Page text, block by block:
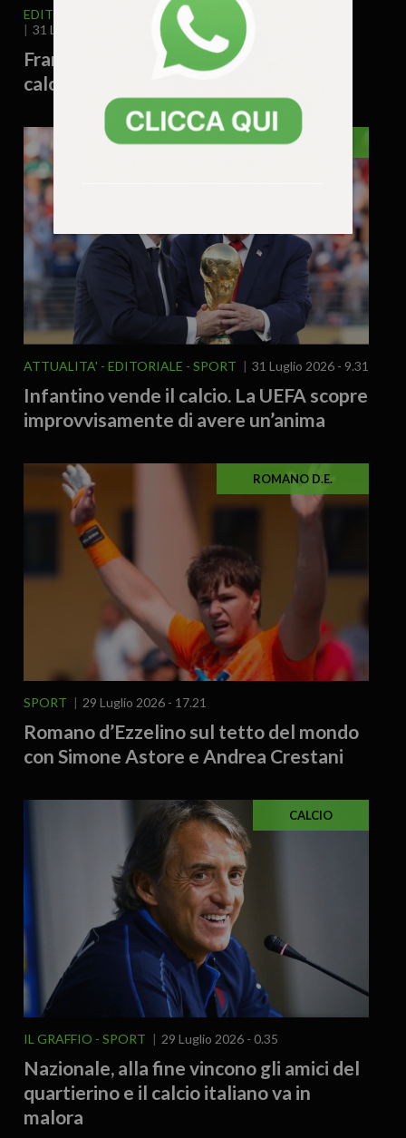
EDITORIALE ITALIA E MONDO
SPORT
31 Luglio 2026 - 9.50
Franco Baresi, l’ultimo baluardo di un
calcio che non tornerà più
CALCIO
ATTUALITA' EDITORIALE SPORT 31 Luglio 2026 - 9.31
Infantino vende il calcio. La UEFA scopre
improvvisamente di avere un’anima
ROMANO D.E.
SPORT 29 Luglio 2026 - 17.21
Romano d’Ezzelino sul tetto del mondo
con Simone Astore e Andrea Crestani
CALCIO
IL GRAFFIO SPORT 29 Luglio 2026 - 0.35
Nazionale, alla fine vincono gli amici del
quartierino e il calcio italiano va in
malora